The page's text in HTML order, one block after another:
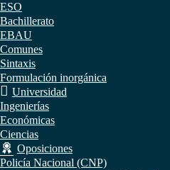
ESO
Bachillerato
EBAU
Comunes
Sintaxis
Formulación inorgánica
Universidad
Ingenierías
Económicas
Ciencias
Oposiciones
Policía Nacional (CNP)